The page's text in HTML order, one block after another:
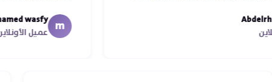
موعد عمله ..فضل يتابع
ليكم
mohamed wasfy
عميل الأونلاين